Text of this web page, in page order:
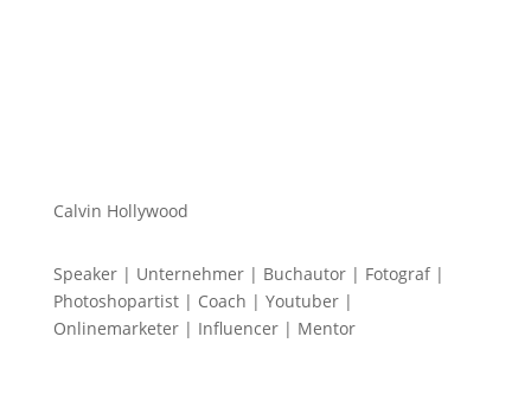
Calvin Hollywood
Speaker | Unternehmer | Buchautor | Fotograf |
Photoshopartist | Coach | Youtuber |
Onlinemarketer | Influencer | Mentor